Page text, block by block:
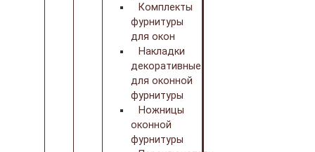
Комплекты
фурнитуры
для окон
Накладки
декоративные
для оконной
фурнитуры
Ножницы
оконной
фурнитуры